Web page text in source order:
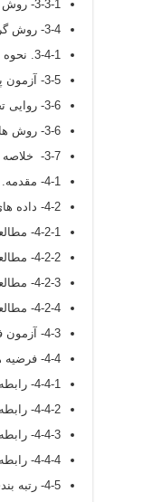
3-3-1- روش نمونه و تعیین حجم نمونه تحقیق.. 45
3-4- روش گردآوری اطلاعات… 46
3-4-1. نحوه تنظيم سوالات پرسشنامه. 47
3-5- آزمون پايايي.. 48
3-6- روایی تحقیق.. 49
3-6- روش ها و ابزار تجزيه و تحليل داده ها 50
3-7- خلاصه فصل.. 51
4-1- مقدمه. 52
4-2- داده های توصیفی.. 52
4-2-1- مطالعه توصیفی نمونه آماری با توجه به متغیر جنسیت… 52
4-2-2- مطالعه توصیفی نمونه آماری با توجه به متغیر تحصیلات… 53
4-2-3- مطالعه توصیفی نمونه آماری با توجه به متغیر سن.. 54
4-2-4- مطالعه توصیفی نمونه آماری با توجه به متغیر سابقه خدمت… 56
4-3- آزمون فرضیه قابلیت اعتماد یا پایایی ابزار اندازه گیری (پرسشنامه) 57
4-4- فرضیه های تحقیق.. 58
4-4-1- رابطه مدیریت دانش و بهبود عملکرد منابع انسانی.. 58
4-4-2- رابطه خلق دانش سازمانی و ارزیابی عملکرد منابع انسانی.. 58
4-4-3- رابطه بین بکارگیری دانش سازمانی و ارزیابی عملکرد منابع انسانی.. 59
4-4-4- رابطه بین ذخیره سازی دانش سازمانی و ارزیابی عملکرد منابع انسانی.. 59
4-5- رتبه بندی مؤلفه های مدیریت دانش در دانشگاه علوم پزشکی یاسوج.. 60